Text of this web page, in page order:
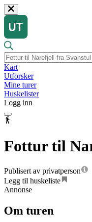
Kart
Utforsker
Mine turer
Huskelister
Logg inn
Fottur til
Publisert av privatperson
Legg til huskeliste
Annonse
Om turen